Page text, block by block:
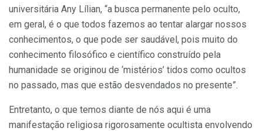
universitária Any Lílian, “a busca permanente pelo oculto,
em geral, é o que todos fazemos ao tentar alargar nossos
conhecimentos, o que pode ser saudável, pois muito do
conhecimento filosófico e científico construído pela
humanidade se originou de ‘mistérios’ tidos como ocultos
no passado, mas que estão desvendados no presente”.
Entretanto, o que temos diante de nós aqui é uma
manifestação religiosa rigorosamente ocultista envolvendo